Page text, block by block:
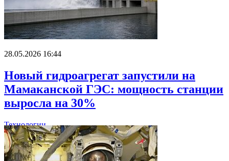
28.05.2026 16:44
Новый гидроагрегат запустили на
Мамаканской ГЭС: мощность станции
выросла на 30%
Технологии